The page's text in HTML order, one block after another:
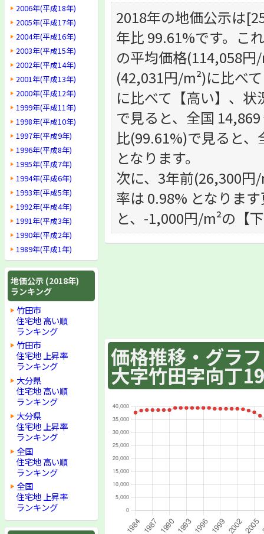
2018年の地価公示は
年比 99.61%です。こ
の平均価格(114,058
(42,031円/m²)に比べ
に比べて【高い】、
で見ると、全国
比(99.61%)で見ると、
となります。
次に、3年前(26,300円
率は 0.98% となりま
と、-1,000円/m²の【
価格推移・グラ
大字竹田字向丁
2006年(平成18年)
2005年(平成17年)
2004年(平成16年)
2003年(平成15年)
2002年(平成14年)
2001年(平成13年)
2000年(平成12年)
1999年(平成11年)
1998年(平成10年)
1997年(平成9年)
1996年(平成8年)
1995年(平成7年)
1994年(平成6年)
1993年(平成5年)
1992年(平成4年)
1991年(平成3年)
1990年(平成2年)
1989年(平成1年)
地価公示 (2018年)
ランキング
竹田市
住宅地 高い順
ランキング
竹田市
住宅地 上昇率
ランキング
大分県
住宅地 高い順
ランキング
大分県
住宅地 上昇率
ランキング
全国
住宅地 高い順
ランキング
全国
住宅地 上昇率
ランキング